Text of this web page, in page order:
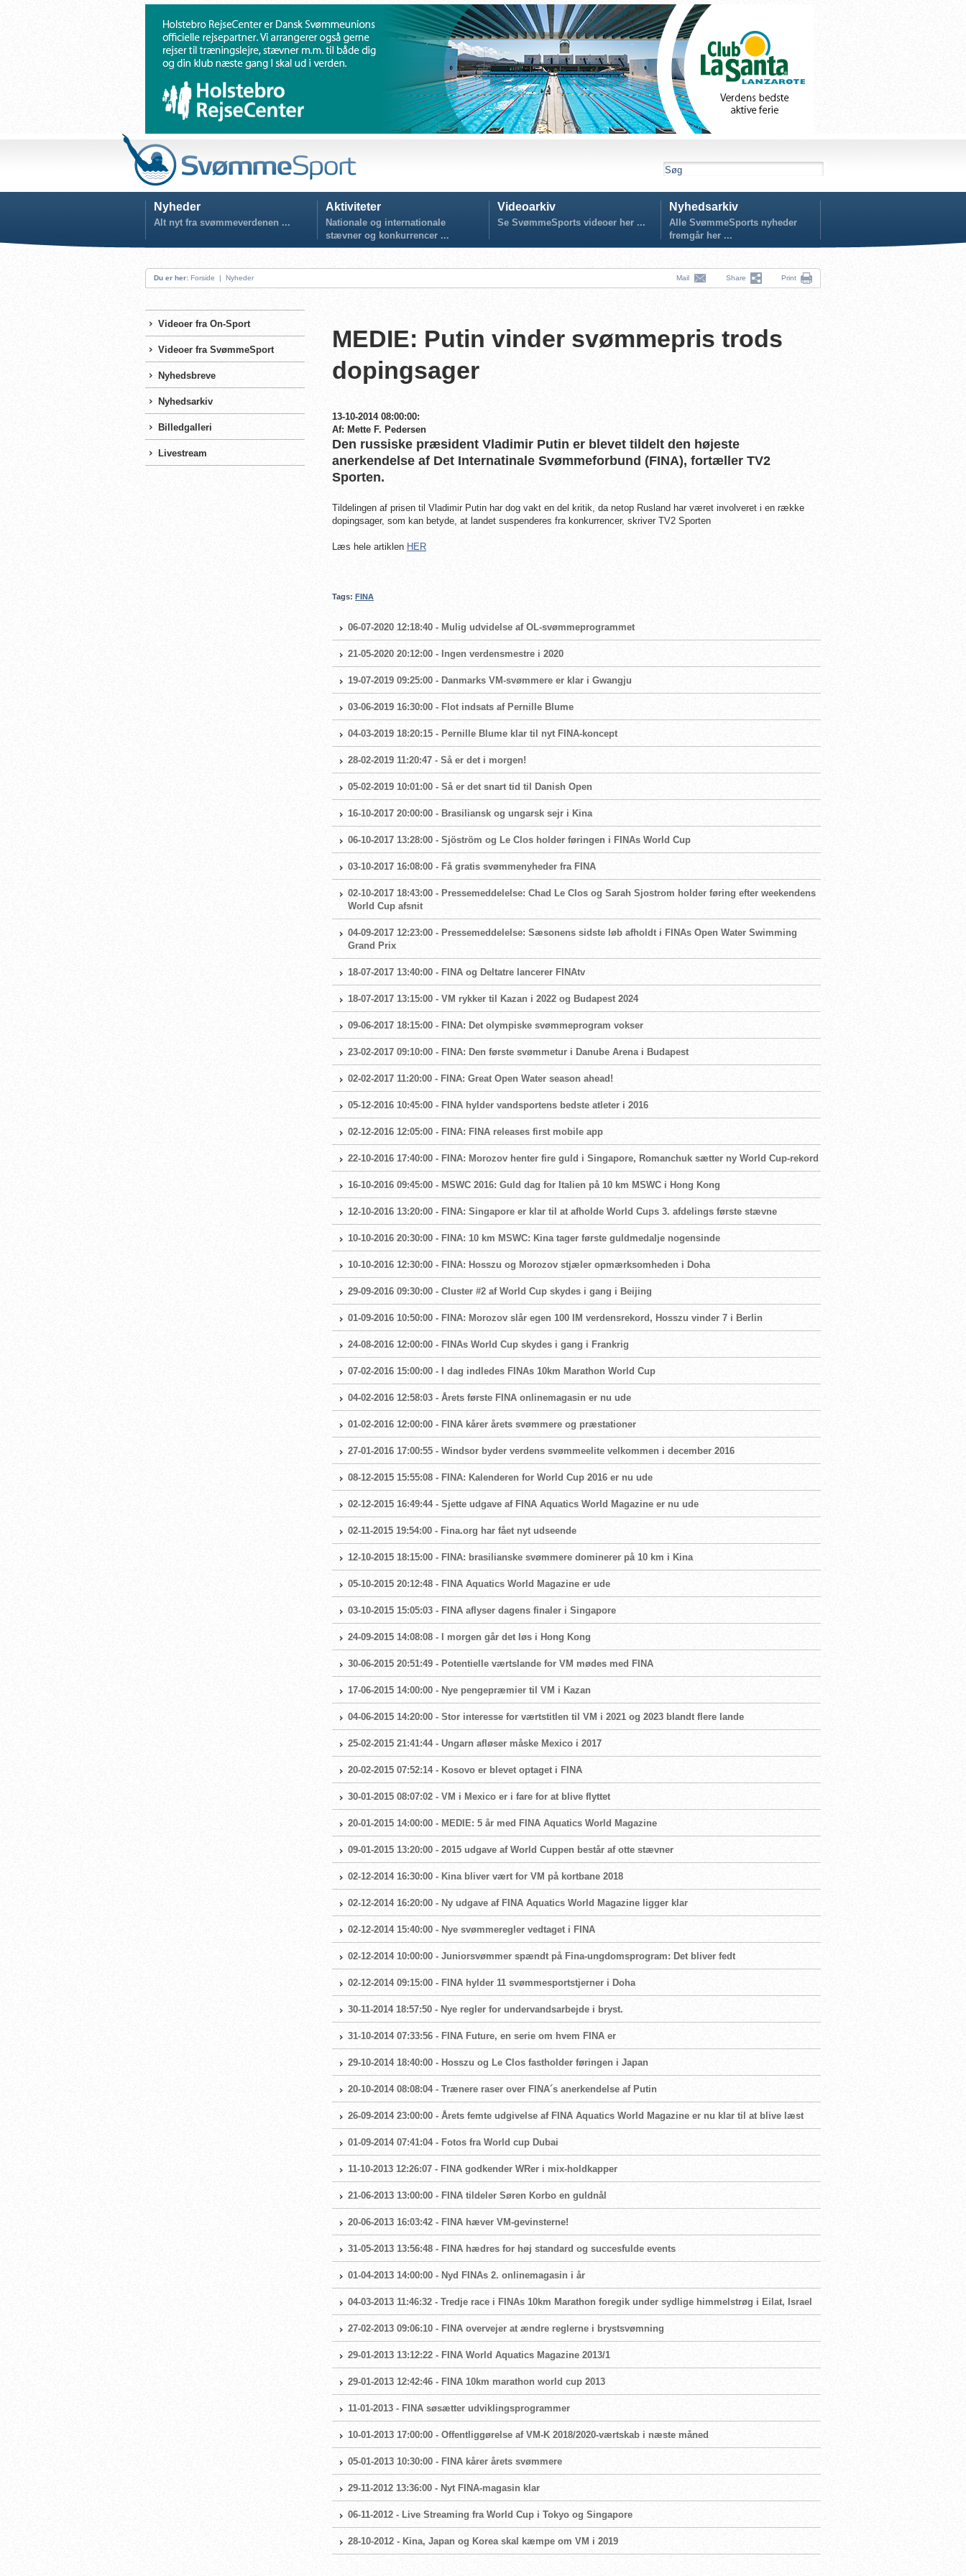
Nyheder
Alt nyt fra svømmeverdenen ...
Aktiviteter
Nationale og internationale
stævner og konkurrencer ...
Videoarkiv
Se SvømmeSports videoer her ...
Nyhedsarkiv
Alle SvømmeSports nyheder
fremgår her ...
Du er her: Forside | Nyheder Mail Share Print
Videoer fra On-Sport
Videoer fra SvømmeSport
Nyhedsbreve
Nyhedsarkiv
Billedgalleri
Livestream
MEDIE: Putin vinder svømmepris trods
dopingsager
13-10-2014 08:00:00:
Af: Mette F. Pedersen
Den russiske præsident Vladimir Putin er blevet tildelt den højeste
anerkendelse af Det Internatinale Svømmeforbund (FINA), fortæller TV2
Sporten.
Tildelingen af prisen til Vladimir Putin har dog vakt en del kritik, da netop Rusland har været involveret i en række
dopingsager, som kan betyde, at landet suspenderes fra konkurrencer, skriver TV2 Sporten
Læs hele artiklen HER
Tags: FINA
06-07-2020 12:18:40 - Mulig udvidelse af OL-svømmeprogrammet
21-05-2020 20:12:00 - Ingen verdensmestre i 2020
19-07-2019 09:25:00 - Danmarks VM-svømmere er klar i Gwangju
03-06-2019 16:30:00 - Flot indsats af Pernille Blume
04-03-2019 18:20:15 - Pernille Blume klar til nyt FINA-koncept
28-02-2019 11:20:47 - Så er det i morgen!
05-02-2019 10:01:00 - Så er det snart tid til Danish Open
16-10-2017 20:00:00 - Brasiliansk og ungarsk sejr i Kina
06-10-2017 13:28:00 - Sjöström og Le Clos holder føringen i FINAs World Cup
03-10-2017 16:08:00 - Få gratis svømmenyheder fra FINA
02-10-2017 18:43:00 - Pressemeddelelse: Chad Le Clos og Sarah Sjostrom holder føring efter weekendens
World Cup afsnit
04-09-2017 12:23:00 - Pressemeddelelse: Sæsonens sidste løb afholdt i FINAs Open Water Swimming
Grand Prix
18-07-2017 13:40:00 - FINA og Deltatre lancerer FINAtv
18-07-2017 13:15:00 - VM rykker til Kazan i 2022 og Budapest 2024
09-06-2017 18:15:00 - FINA: Det olympiske svømmeprogram vokser
23-02-2017 09:10:00 - FINA: Den første svømmetur i Danube Arena i Budapest
02-02-2017 11:20:00 - FINA: Great Open Water season ahead!
05-12-2016 10:45:00 - FINA hylder vandsportens bedste atleter i 2016
02-12-2016 12:05:00 - FINA: FINA releases first mobile app
22-10-2016 17:40:00 - FINA: Morozov henter fire guld i Singapore, Romanchuk sætter ny World Cup-rekord
16-10-2016 09:45:00 - MSWC 2016: Guld dag for Italien på 10 km MSWC i Hong Kong
12-10-2016 13:20:00 - FINA: Singapore er klar til at afholde World Cups 3. afdelings første stævne
10-10-2016 20:30:00 - FINA: 10 km MSWC: Kina tager første guldmedalje nogensinde
10-10-2016 12:30:00 - FINA: Hosszu og Morozov stjæler opmærksomheden i Doha
29-09-2016 09:30:00 - Cluster #2 af World Cup skydes i gang i Beijing
01-09-2016 10:50:00 - FINA: Morozov slår egen 100 IM verdensrekord, Hosszu vinder 7 i Berlin
24-08-2016 12:00:00 - FINAs World Cup skydes i gang i Frankrig
07-02-2016 15:00:00 - I dag indledes FINAs 10km Marathon World Cup
04-02-2016 12:58:03 - Årets første FINA onlinemagasin er nu ude
01-02-2016 12:00:00 - FINA kårer årets svømmere og præstationer
27-01-2016 17:00:55 - Windsor byder verdens svømmeelite velkommen i december 2016
08-12-2015 15:55:08 - FINA: Kalenderen for World Cup 2016 er nu ude
02-12-2015 16:49:44 - Sjette udgave af FINA Aquatics World Magazine er nu ude
02-11-2015 19:54:00 - Fina.org har fået nyt udseende
12-10-2015 18:15:00 - FINA: brasilianske svømmere dominerer på 10 km i Kina
05-10-2015 20:12:48 - FINA Aquatics World Magazine er ude
03-10-2015 15:05:03 - FINA aflyser dagens finaler i Singapore
24-09-2015 14:08:08 - I morgen går det løs i Hong Kong
30-06-2015 20:51:49 - Potentielle værtslande for VM mødes med FINA
17-06-2015 14:00:00 - Nye pengepræmier til VM i Kazan
04-06-2015 14:20:00 - Stor interesse for værtstitlen til VM i 2021 og 2023 blandt flere lande
25-02-2015 21:41:44 - Ungarn afløser måske Mexico i 2017
20-02-2015 07:52:14 - Kosovo er blevet optaget i FINA
30-01-2015 08:07:02 - VM i Mexico er i fare for at blive flyttet
20-01-2015 14:00:00 - MEDIE: 5 år med FINA Aquatics World Magazine
09-01-2015 13:20:00 - 2015 udgave af World Cuppen består af otte stævner
02-12-2014 16:30:00 - Kina bliver vært for VM på kortbane 2018
02-12-2014 16:20:00 - Ny udgave af FINA Aquatics World Magazine ligger klar
02-12-2014 15:40:00 - Nye svømmeregler vedtaget i FINA
02-12-2014 10:00:00 - Juniorsvømmer spændt på Fina-ungdomsprogram: Det bliver fedt
02-12-2014 09:15:00 - FINA hylder 11 svømmesportstjerner i Doha
30-11-2014 18:57:50 - Nye regler for undervandsarbejde i bryst.
31-10-2014 07:33:56 - FINA Future, en serie om hvem FINA er
29-10-2014 18:40:00 - Hosszu og Le Clos fastholder føringen i Japan
20-10-2014 08:08:04 - Trænere raser over FINA´s anerkendelse af Putin
26-09-2014 23:00:00 - Årets femte udgivelse af FINA Aquatics World Magazine er nu klar til at blive læst
01-09-2014 07:41:04 - Fotos fra World cup Dubai
11-10-2013 12:26:07 - FINA godkender WRer i mix-holdkapper
21-06-2013 13:00:00 - FINA tildeler Søren Korbo en guldnål
20-06-2013 16:03:42 - FINA hæver VM-gevinsterne!
31-05-2013 13:56:48 - FINA hædres for høj standard og succesfulde events
01-04-2013 14:00:00 - Nyd FINAs 2. onlinemagasin i år
04-03-2013 11:46:32 - Tredje race i FINAs 10km Marathon foregik under sydlige himmelstrøg i Eilat, Israel
27-02-2013 09:06:10 - FINA overvejer at ændre reglerne i brystsvømning
29-01-2013 13:12:22 - FINA World Aquatics Magazine 2013/1
29-01-2013 12:42:46 - FINA 10km marathon world cup 2013
11-01-2013 - FINA søsætter udviklingsprogrammer
10-01-2013 17:00:00 - Offentliggørelse af VM-K 2018/2020-værtskab i næste måned
05-01-2013 10:30:00 - FINA kårer årets svømmere
29-11-2012 13:36:00 - Nyt FINA-magasin klar
06-11-2012 - Live Streaming fra World Cup i Tokyo og Singapore
28-10-2012 - Kina, Japan og Korea skal kæmpe om VM i 2019